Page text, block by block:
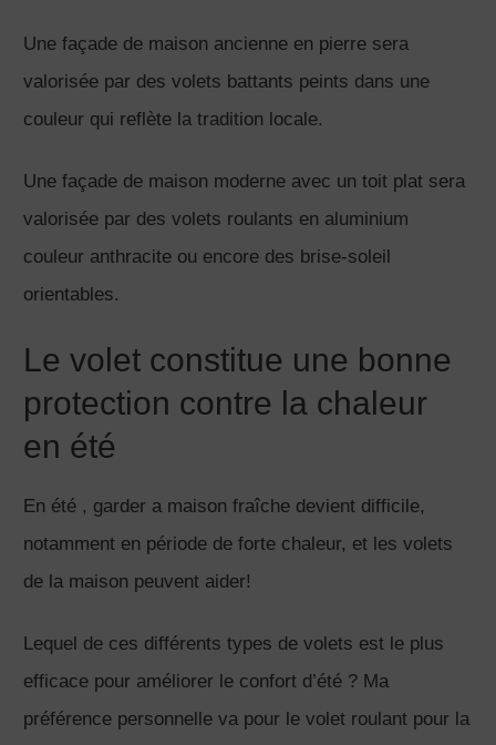
Une façade de maison ancienne en pierre sera
valorisée par des volets battants peints dans une
couleur qui reflète la tradition locale.
Une façade de maison moderne avec un toit plat sera
valorisée par des volets roulants en aluminium
couleur anthracite ou encore des brise-soleil
orientables.
Le volet constitue une bonne
protection contre la chaleur
en été
En été , garder a maison fraîche devient difficile,
notamment en période de forte chaleur, et les volets
de la maison peuvent aider!
Lequel de ces différents types de volets est le plus
efficace pour améliorer le confort d’été ? Ma
préférence personnelle va pour le volet roulant pour la